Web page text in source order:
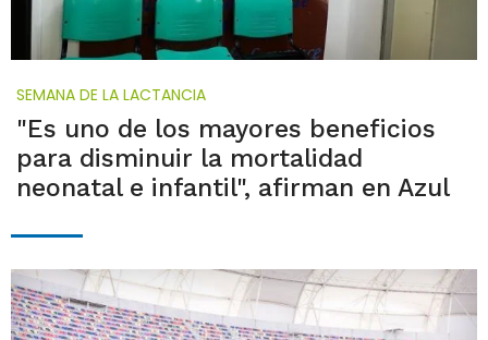
SEMANA DE LA LACTANCIA
"Es uno de los mayores beneficios
para disminuir la mortalidad
neonatal e infantil", afirman en Azul